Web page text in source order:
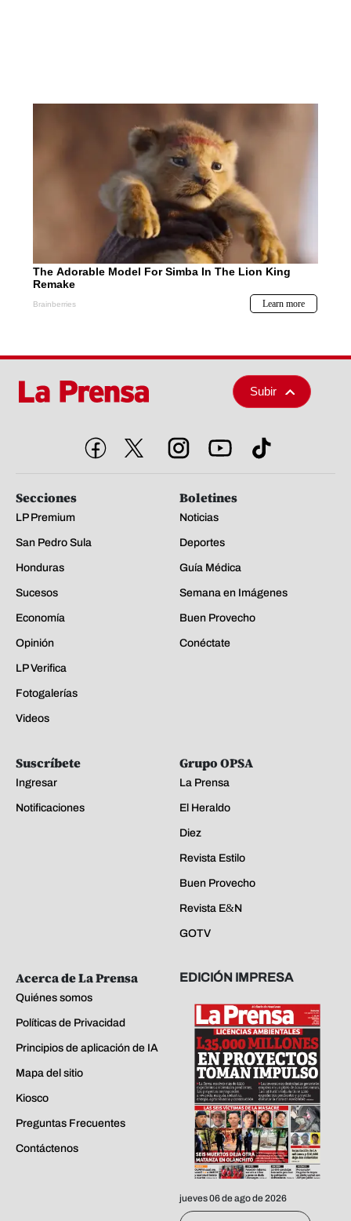
Subir
Secciones
LP Premium
San Pedro Sula
Honduras
Sucesos
Economía
Opinión
LP Verifica
Fotogalerías
Videos
Boletines
Noticias
Deportes
Guía Médica
Semana en Imágenes
Buen Provecho
Conéctate
Suscríbete
Ingresar
Notificaciones
Grupo OPSA
La Prensa
El Heraldo
Diez
Revista Estilo
Buen Provecho
Revista E&N
GOTV
Acerca de La Prensa
Quiénes somos
Políticas de Privacidad
Principios de aplicación de IA
Mapa del sitio
Kiosco
Preguntas Frecuentes
Contáctenos
EDICIÓN IMPRESA
jueves 06 de ago de 2026